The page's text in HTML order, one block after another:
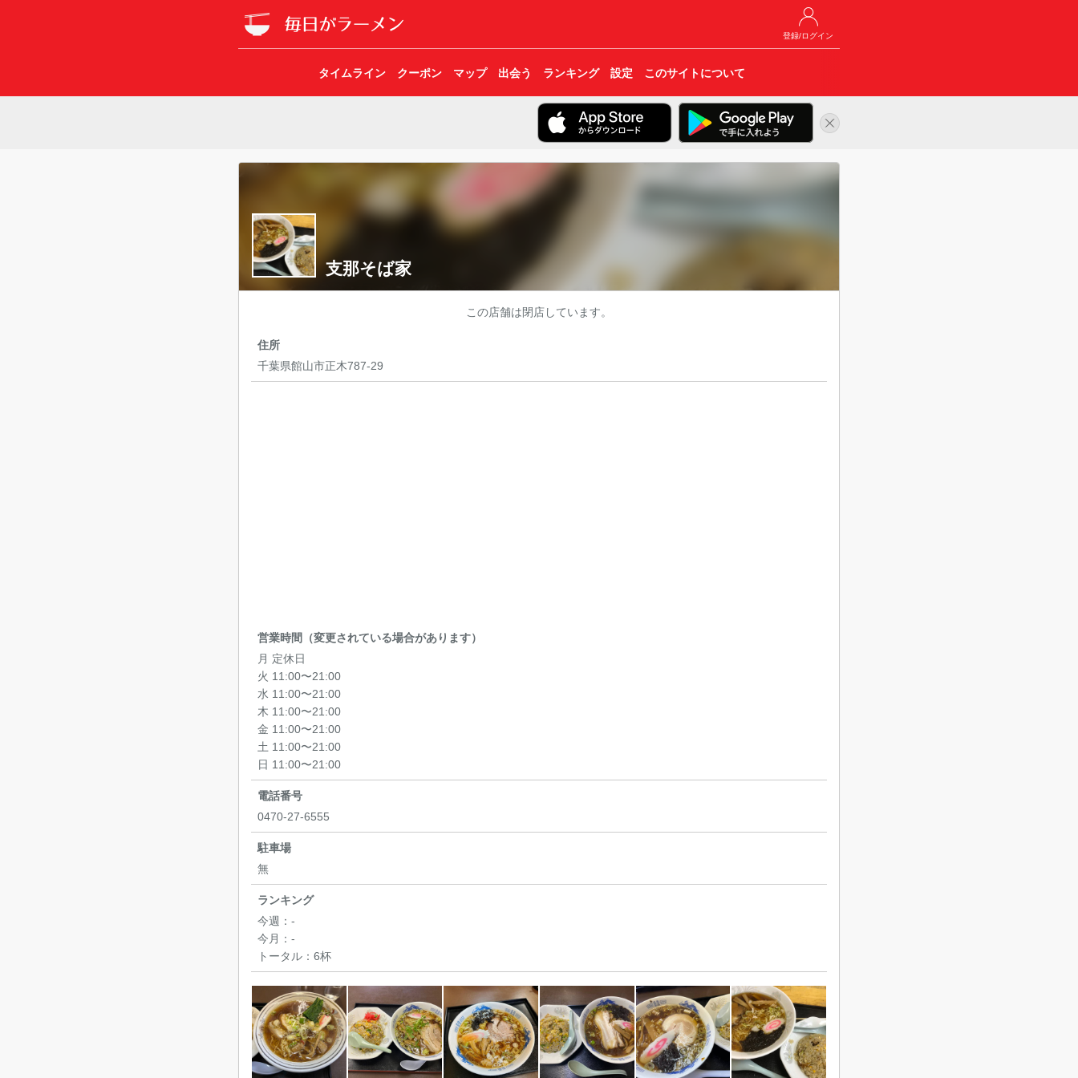
登録/ログイン
タイムライン クーポン マップ 出会う ランキング 設定 このサイトについて
支那そば家
この店舗は閉店しています。
住所
千葉県館山市正木787-29
営業時間（変更されている場合があります）
月 定休日
火 11:00〜21:00
水 11:00〜21:00
木 11:00〜21:00
金 11:00〜21:00
土 11:00〜21:00
日 11:00〜21:00
電話番号
0470-27-6555
駐車場
無
ランキング
今週： -
今月： -
トータル： 6杯